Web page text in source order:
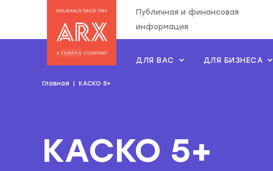
Публичная и финансовая
информация
ДЛЯ ВАС ДЛЯ БИЗНЕСА
Главная КАСКО 5+
КАСКО 5+